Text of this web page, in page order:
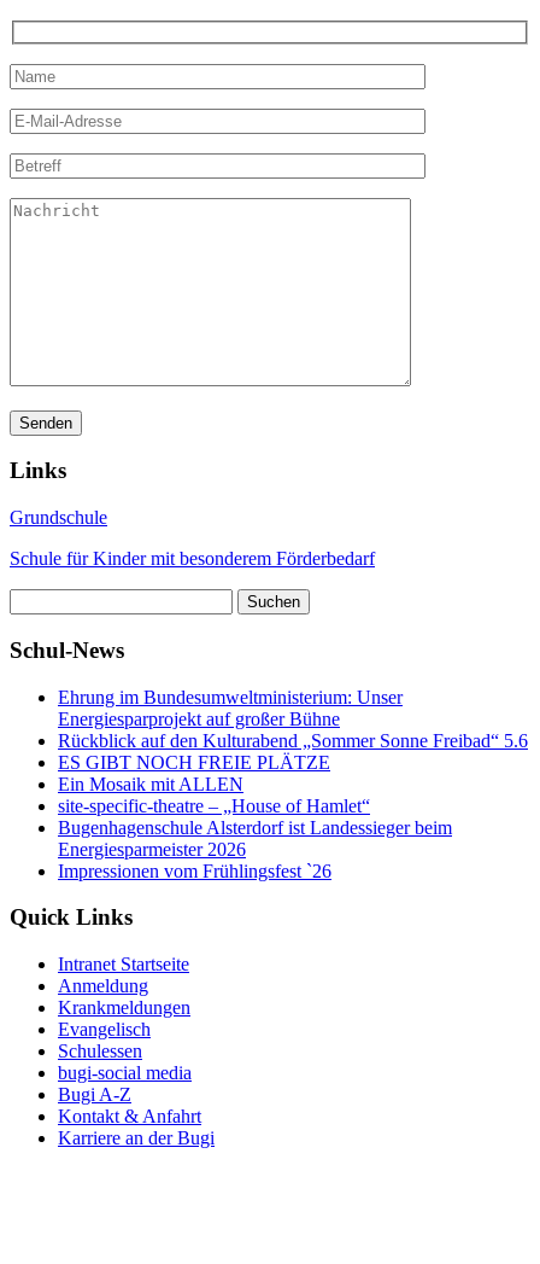
Links
Grundschule
Schule für Kinder mit besonderem Förderbedarf
nach:
Schul-News
Ehrung im Bundesumweltministerium: Unser
Energiesparprojekt auf großer Bühne
Rückblick auf den Kulturabend „Sommer Sonne Freibad“ 5.6
ES GIBT NOCH FREIE PLÄTZE
Ein Mosaik mit ALLEN
site-specific-theatre – „House of Hamlet“
Bugenhagenschule Alsterdorf ist Landessieger beim
Energiesparmeister 2026
Impressionen vom Frühlingsfest `26
Quick Links
Intranet Startseite
Anmeldung
Krankmeldungen
Evangelisch
Schulessen
bugi-social media
Bugi A-Z
Kontakt & Anfahrt
Karriere an der Bugi